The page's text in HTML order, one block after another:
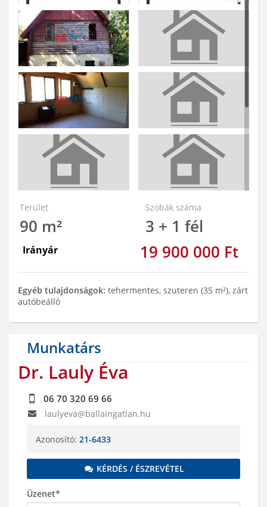
Terület
90 m²
Szobák száma
3 + 1 fél
Irányár 19 900 000 Ft
Egyéb tulajdonságok: tehermentes, szuteren (35 m²), zárt
autóbeálló
Munkatárs
Dr. Lauly Éva
06 70 320 69 66
laulyeva@ballaingatlan.hu
Azonosító: 21-6433
KÉRDÉS / ÉSZREVÉTEL
Üzenet*